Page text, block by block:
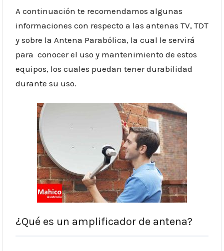
A continuación te recomendamos algunas
informaciones con respecto a las antenas TV, TDT
y sobre la Antena Parabólica, la cual le servirá
para conocer el uso y mantenimiento de estos
equipos, los cuales puedan tener durabilidad
durante su uso.
¿Qué es un amplificador de antena?